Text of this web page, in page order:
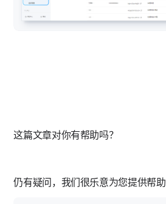
这篇文章对你有帮助吗？
仍有疑问，我们很乐意为您提供帮助